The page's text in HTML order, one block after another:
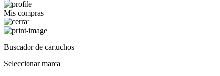
Mis compras
Buscador de cartuchos
Seleccionar marca